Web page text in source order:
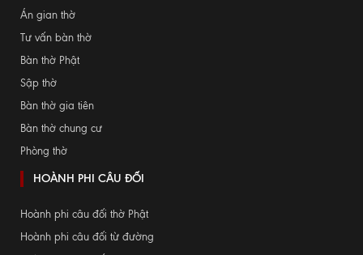
Án gian thờ
Tư vấn bàn thờ
Bàn thờ Phật
Sập thờ
Bàn thờ gia tiên
Bàn thờ chung cư
Phòng thờ
HOÀNH PHI CÂU ĐỐI
Hoành phi câu đối thờ Phật
Hoành phi câu đối từ đường